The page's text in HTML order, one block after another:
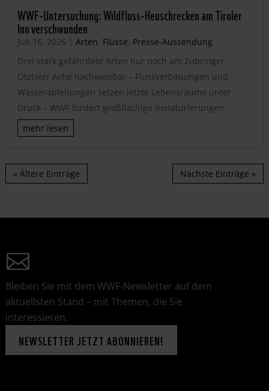
WWF-Untersuchung: Wildfluss-Heuschrecken am Tiroler
Inn verschwunden
Juli 16, 2026 | Arten, Flüsse, Presse-Aussendung
Drei stark gefährdete Arten nur noch am Zubringer
Ötztaler Ache nachweisbar – Flussverbauungen und
Wasserableitungen setzen letzte Lebensräume unter
Druck – WWF fordert großflächige Renaturierungen
mehr lesen
« Ältere Einträge Nächste Einträge »
Bleiben Sie mit dem WWF-Newsletter auf dem
aktuellsten Stand – mit Themen, die Sie
interessieren.
NEWSLETTER JETZT ABONNIEREN!